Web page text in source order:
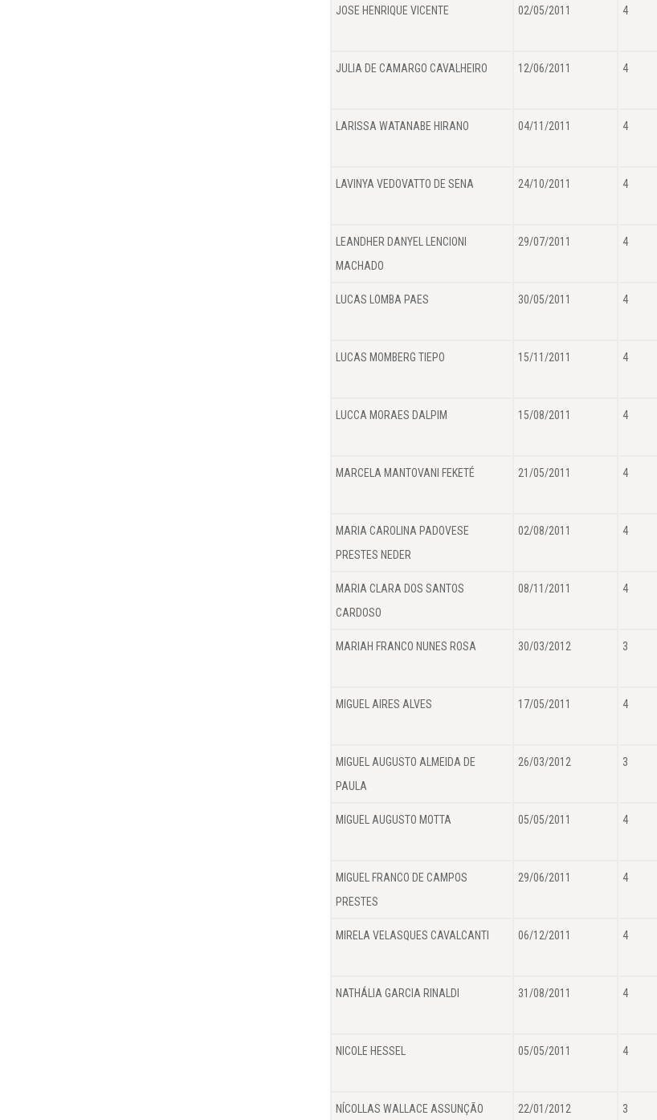
JOSE HENRIQUE VICENTE 02/05/2011 4
JULIA DE CAMARGO CAVALHEIRO 12/06/2011 4
LARISSA WATANABE HIRANO 04/11/2011 4
LAVINYA VEDOVATTO DE SENA 24/10/2011 4
LEANDHER DANYEL LENCIONI
MACHADO
29/07/2011 4
LUCAS LOMBA PAES 30/05/2011 4
LUCAS MOMBERG TIEPO 15/11/2011 4
LUCCA MORAES DALPIM 15/08/2011 4
MARCELA MANTOVANI FEKETÉ 21/05/2011 4
MARIA CAROLINA PADOVESE
PRESTES NEDER
02/08/2011 4
MARIA CLARA DOS SANTOS
CARDOSO
08/11/2011 4
MARIAH FRANCO NUNES ROSA 30/03/2012 3
MIGUEL AIRES ALVES 17/05/2011 4
MIGUEL AUGUSTO ALMEIDA DE
PAULA
26/03/2012 3
MIGUEL AUGUSTO MOTTA 05/05/2011 4
MIGUEL FRANCO DE CAMPOS
PRESTES
29/06/2011 4
MIRELA VELASQUES CAVALCANTI 06/12/2011 4
NATHÁLIA GARCIA RINALDI 31/08/2011 4
NICOLE HESSEL 05/05/2011 4
NÍCOLLAS WALLACE ASSUNÇÃO 22/01/2012 3